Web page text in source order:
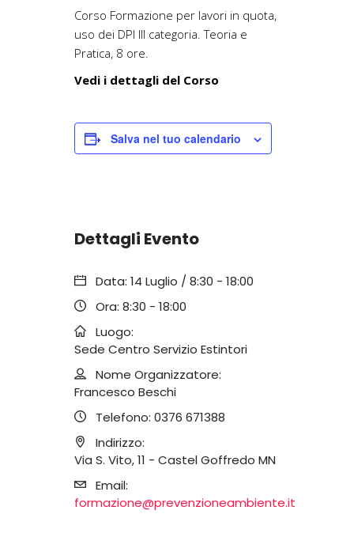
Corso Formazione per lavori in quota,
uso dei DPI III categoria. Teoria e
Pratica, 8 ore.
Vedi i dettagli del Corso
Salva nel tuo calendario
Dettagli Evento
Data: 14 Luglio / 8:30 - 18:00
Ora: 8:30 - 18:00
Luogo:
Sede Centro Servizio Estintori
Nome Organizzatore:
Francesco Beschi
Telefono: 0376 671388
Indirizzo:
Via S. Vito, 11 - Castel Goffredo MN
Email:
formazione@prevenzioneambiente.it